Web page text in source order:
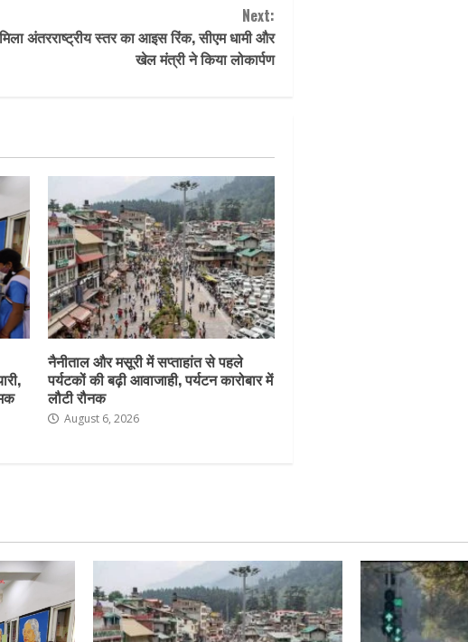
Next:
अंतरराष्ट्रीय स्तर का आइस रिंक, सीएम धामी और
खेल मंत्री ने किया लोकार्पण
नैनीताल और मसूरी में सप्ताहांत से पहले
पर्यटकों की बढ़ी आवाजाही, पर्यटन कारोबार में
लौटी रौनक
August 6, 2026